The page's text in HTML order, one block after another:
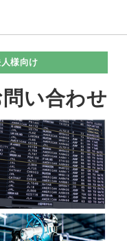
様向け
い合わせ